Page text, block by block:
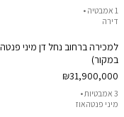
1 אמבטיה •
דירה
במקור)
₪31,900,000
3 אמבטיות •
מיני פנטהאוז